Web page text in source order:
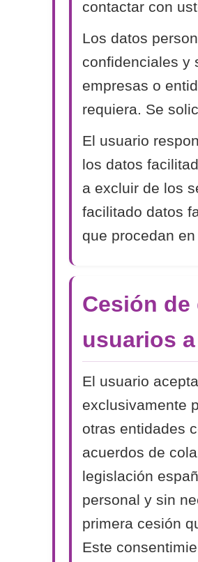
contactar con
Los datos
confidenciales y
empresas o
requiera. Se
El usuario
los datos
a excluir de los
facilitado datos
que procedan
Cesión
usuarios
El usuario
exclusivamente
otras entidades
acuerdos de
legislación
personal y sin
primera cesión
Este